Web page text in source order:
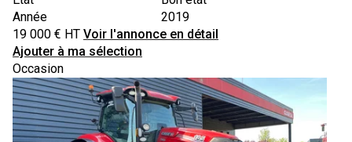
Année
2019
19 000 € HT Voir l'annonce en détail
Ajouter à ma sélection
Occasion